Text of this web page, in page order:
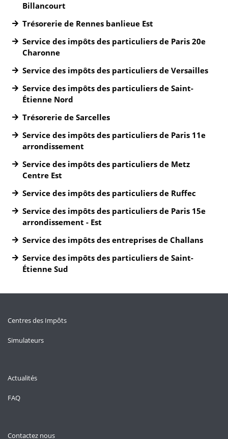
Billancourt
Trésorerie de Rennes banlieue Est
Service des impôts des particuliers de Paris 20e
Charonne
Service des impôts des particuliers de Versailles
Service des impôts des particuliers de Saint-
Étienne Nord
Trésorerie de Sarcelles
Service des impôts des particuliers de Paris 11e
arrondissement
Service des impôts des particuliers de Metz
Centre Est
Service des impôts des particuliers de Ruffec
Service des impôts des particuliers de Paris 15e
arrondissement - Est
Service des impôts des entreprises de Challans
Service des impôts des particuliers de Saint-
Étienne Sud
Centres des Impôts
Simulateurs
Actualités
FAQ
Contactez nous